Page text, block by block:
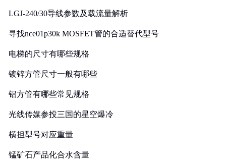
LGJ-240/30导线参数及载流量解析
寻找nce01p30k MOSFET管的合适替代型号
电梯的尺寸有哪些规格
镀锌方管尺寸一般有哪些
铝方管有哪些常见规格
光线传媒参投三国的星空爆冷
横担型号对应重量
锰矿石产品化合水含量